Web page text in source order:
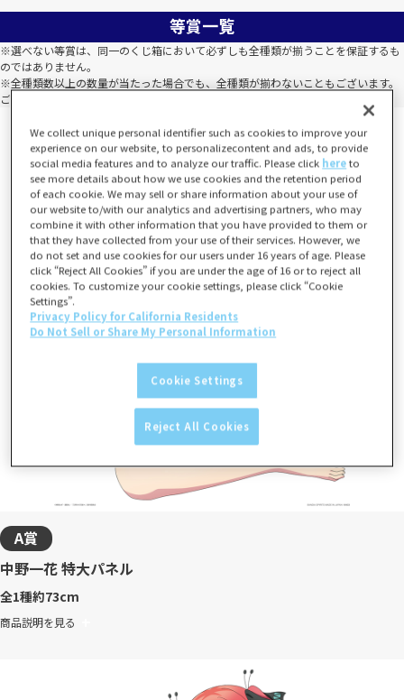
等賞一覧
※選べない等賞は、同一のくじ箱において必ずしも全種類が揃うことを保証するも
のではありません。
※全種類数以上の数量が当たった場合でも、全種類が揃わないこともございます。
ご了承のうえお買い求めください。
A賞
中野一花 特大パネル
全1種約73cm
商品説明を見る
We collect unique personal identifier such as cookies to improve your
experience on our website, to personalizecontent and ads, to provide
social media features and to analyze our traffic. Please click hereto
see more details about how we use cookies and the retention period
of each cookie. We may sell or share information about your use of
our website to/with our analytics and advertising partners, who may
combine it with other information that you have provided to them or
that they have collected from your use of their services. However, we
do not set and use cookies for our users under 16 years of age. Please
click “Reject All Cookies” if you are under the age of 16 or to reject all
cookies. To customize your cookie settings, please click “Cookie
Settings”.
Privacy Policy for California Residents
Do Not Sell or Share My Personal Information
Cookie Settings
Reject All Cookies